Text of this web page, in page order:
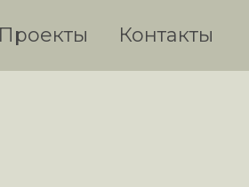
Проекты Контакты